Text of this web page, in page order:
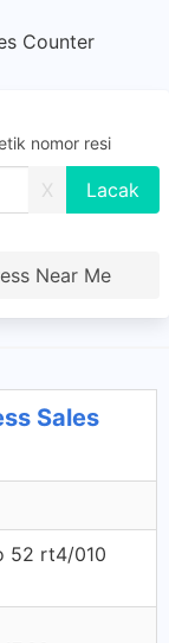
Counter
nomor resi
X
Near Me
Sales
52 rt4/010